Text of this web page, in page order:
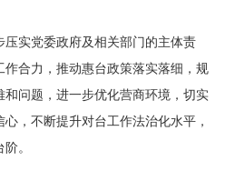
实党委政府及相关部门的主体责
合力，推动惠台政策落实落细，规
问题，进一步优化营商环境，切实
，不断提升对台工作法治化水平，
。